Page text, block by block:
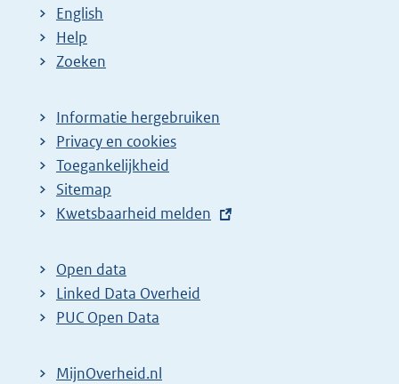
English
Help
Zoeken
Informatie hergebruiken
Privacy en cookies
Toegankelijkheid
Sitemap
E
t
e
r
Kwetsbaarheid melden
Open data
Linked Data Overheid
PUC Open Data
MijnOverheid.nl